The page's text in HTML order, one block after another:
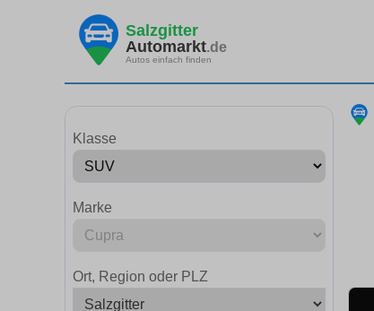
Salzgitter
Automarkt.de
Autos einfach finden
Klasse
Marke
Ort, Region oder PLZ